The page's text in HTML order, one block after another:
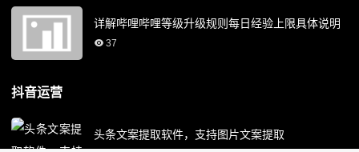
详解哔哩哔哩等级升级规则每日经验上限具体说明
37
抖音运营
头条文案提取软件，支持图片文案提取